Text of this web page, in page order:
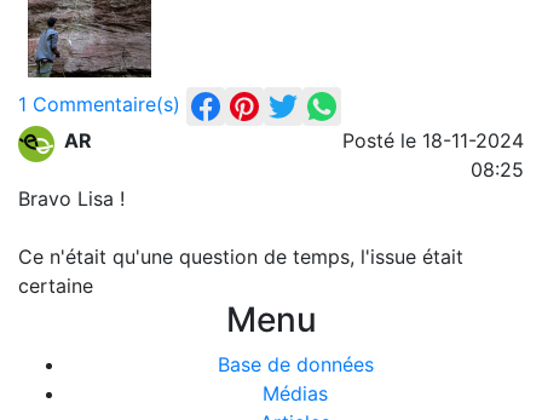
1 Commentaire(s)
AR
Posté le 18-11-2024
08:25
Bravo Lisa !
Ce n'était qu'une question de temps, l'issue était
certaine
Menu
Base de données
Médias